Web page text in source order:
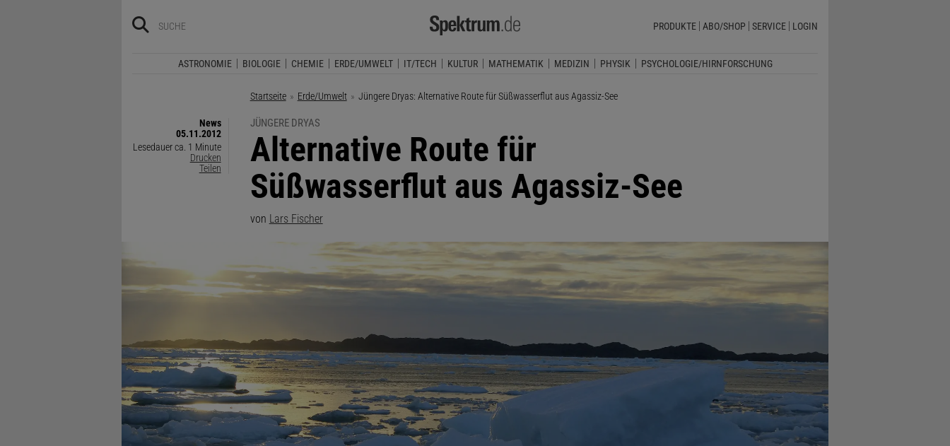
PRODUKTE ABO/SHOP SERVICE LOGIN
ASTRONOMIE BIOLOGIE CHEMIE ERDE/UMWELT IT/TECH KULTUR MATHEMATIK MEDIZIN PHYSIK PSYCHOLOGIE/HIRNFORSCHUNG
Startseite Erde/Umwelt Aktuelle Seite:
Jüngere Dryas: Alternative Route für Süßwasserflut aus Agassiz-See
News
05.11.2012
Lesedauer ca. 1 Minute
Drucken
Teilen
JÜNGERE DRYAS
:
Alternative Route für
Süßwasserflut aus Agassiz-See
von Lars Fischer